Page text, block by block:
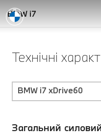
BMW i7
Технічні
BMW i7 xDrive60
Загальний